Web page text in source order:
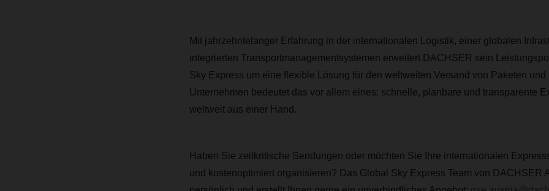
Mit jahrzehntelanger Erfahrung in der internationalen Logistik, einer globalen
integrierten Transportmanagementsystemen erweitert DACHSER sein
Sky Express um eine flexible Lösung für den weltweiten Versand von Paketen und
Unternehmen bedeutet das vor allem eines: schnelle, planbare und transparente
weltweit aus einer Hand.
Haben Sie zeitkritische Sendungen oder möchten Sie Ihre internationalen
und kostenoptimiert organisieren? Das Global Sky Express Team von DACHSER